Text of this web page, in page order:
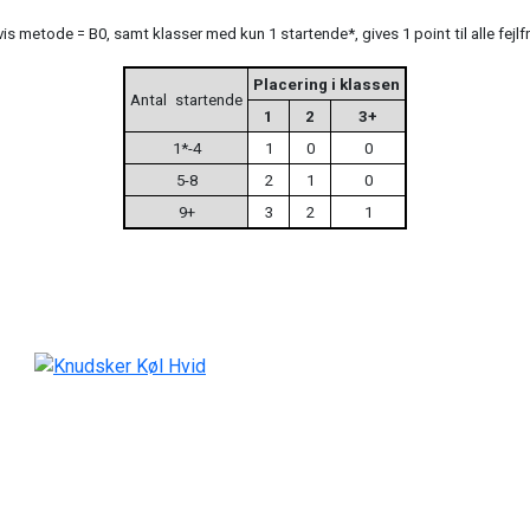
metode = B0, samt klasser med kun 1 startende*, gives 1 point til alle
Antal startende
Placering i klassen
1
2
3+
1*-4
1 0
0
5-8
2 1
0
9+
3 2 1